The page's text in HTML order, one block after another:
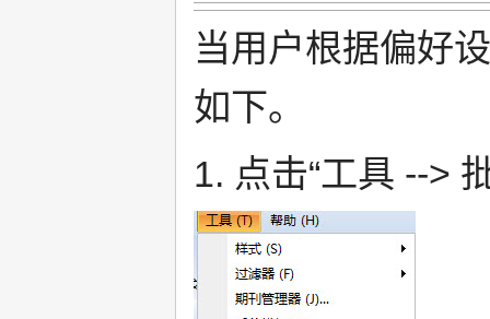
当用户根据偏好
如下。
1. 点击“工具 -->